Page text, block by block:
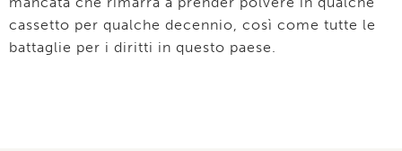
cassetto per qualche decennio, così come tutte le
battaglie per i diritti in questo paese.